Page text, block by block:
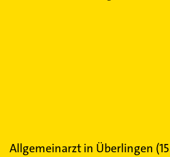
Allgemeinarztin Überlingen (15